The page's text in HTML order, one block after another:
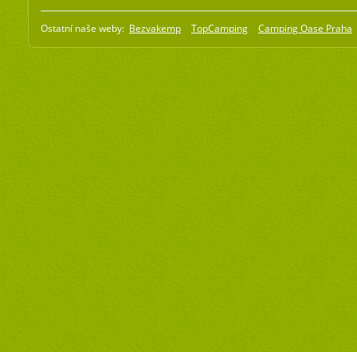
Ostatní naše weby: Bezvakemp TopCamping Camping Oase Praha